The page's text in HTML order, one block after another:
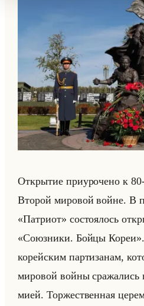
От­кры­тие при­уро­че­но к
Вто­рой ми­ро­вой войне. В
«Патриот» со­сто­ялось
«Союзники. Бойцы
ко­рейским пар­ти­за­нам,
ми­ро­вой войны
ми­ей. Тор­же­ствен­ная